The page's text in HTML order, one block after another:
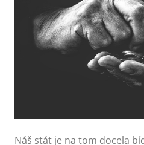
Náš stát je na tom docela